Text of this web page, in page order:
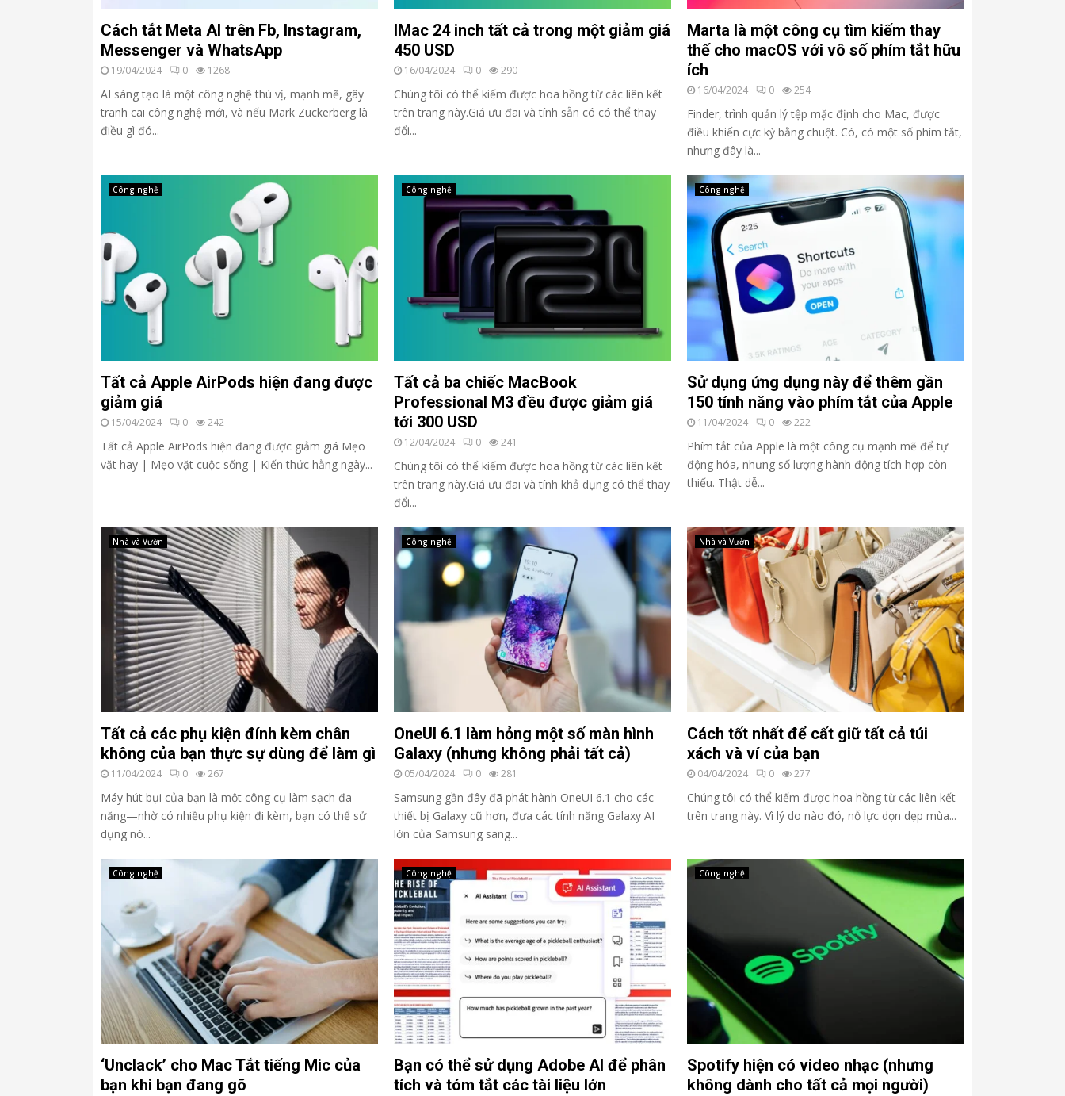
Cách tắt Meta AI trên Fb, Instagram,
Messenger và WhatsApp
19/04/2024 0 1268
AI sáng tạo là một công nghệ thú vị, mạnh mẽ, gây
tranh cãi công nghệ mới, và nếu Mark Zuckerberg là
điều gì đó...
IMac 24 inch tất cả trong một giảm giá
450 USD
16/04/2024 0 290
Chúng tôi có thể kiếm được hoa hồng từ các liên kết
trên trang này.Giá ưu đãi và tính sẵn có có thể thay
đổi...
Marta là một công cụ tìm kiếm thay
thế cho macOS với vô số phím tắt hữu
ích
16/04/2024 0 254
Finder, trình quản lý tệp mặc định cho Mac, được
điều khiển cực kỳ bằng chuột. Có, có một số phím tắt,
nhưng đây là...
Công nghệ
Tất cả Apple AirPods hiện đang được
giảm giá
15/04/2024 0 242
Tất cả Apple AirPods hiện đang được giảm giá Mẹo
vặt hay | Mẹo vặt cuộc sống | Kiến thức hằng ngày...
Công nghệ
Tất cả ba chiếc MacBook
Professional M3 đều được giảm giá
tới 300 USD
12/04/2024 0 241
Chúng tôi có thể kiếm được hoa hồng từ các liên kết
trên trang này.Giá ưu đãi và tính khả dụng có thể thay
đổi...
Công nghệ
Sử dụng ứng dụng này để thêm gần
150 tính năng vào phím tắt của Apple
11/04/2024 0 222
Phím tắt của Apple là một công cụ mạnh mẽ để tự
động hóa, nhưng số lượng hành động tích hợp còn
thiếu. Thật dễ...
Nhà và Vườn
Tất cả các phụ kiện đính kèm chân
không của bạn thực sự dùng để làm gì
11/04/2024 0 267
Máy hút bụi của bạn là một công cụ làm sạch đa
năng—nhờ có nhiều phụ kiện đi kèm, bạn có thể sử
dụng nó...
Công nghệ
OneUI 6.1 làm hỏng một số màn hình
Galaxy (nhưng không phải tất cả)
05/04/2024 0 281
Samsung gần đây đã phát hành OneUI 6.1 cho các
thiết bị Galaxy cũ hơn, đưa các tính năng Galaxy AI
lớn của Samsung sang...
Nhà và Vườn
Cách tốt nhất để cất giữ tất cả túi
xách và ví của bạn
04/04/2024 0 277
Chúng tôi có thể kiếm được hoa hồng từ các liên kết
trên trang này. Vì lý do nào đó, nỗ lực dọn dẹp mùa...
Công nghệ
‘Unclack’ cho Mac Tắt tiếng Mic của
bạn khi bạn đang gõ
Công nghệ
Bạn có thể sử dụng Adobe AI để phân
tích và tóm tắt các tài liệu lớn
Công nghệ
Spotify hiện có video nhạc (nhưng
không dành cho tất cả mọi người)